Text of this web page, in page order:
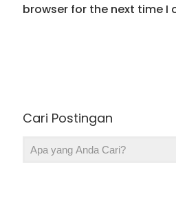
browser for the next time I
Cari Postingan